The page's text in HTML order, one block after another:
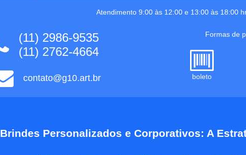
Atendimento 9:00 às 12:00 e 13:00 às 18:00
(11) 2986-9535
(11) 2762-4664
contato@g10.art.br
Formas de
boleto
Brindes Personalizados e Corporativos: A